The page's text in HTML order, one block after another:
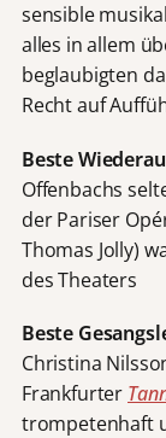
sensible
alles in allem
beglaubigten
Recht auf
Beste
Offenbachs
der Pariser
Thomas Jolly)
des Theaters
Beste
Christina
Frankfurter
trompetenhaft